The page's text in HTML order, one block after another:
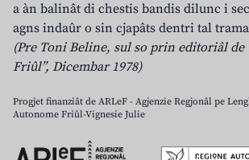
a àn balinât di chestis bandis dilunc i
agns indaûr o sin cjapâts dentri tal
(Pre Toni Beline, sul so prin editoriâl de
Friûl”, Dicembar 1978)
Progjet finanziât de ARLeF - Agjenzie Regjonâl pe
Autonome Friûl-Vignesie Julie